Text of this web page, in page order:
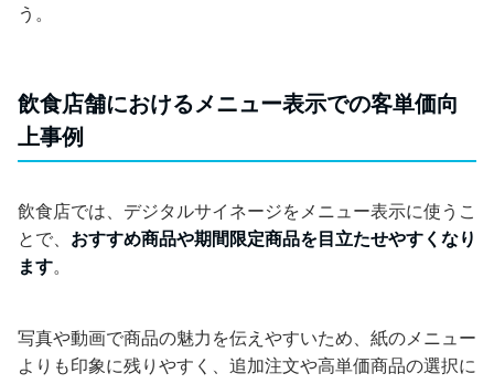
う。
飲食店舗におけるメニュー表示での客単価向
上事例
飲食店では、デジタルサイネージをメニュー表示に使うこ
とで、 おすすめ商品や期間限定商品を目立たせやすくなり
ます。
写真や動画で商品の魅力を伝えやすいため、紙のメニュー
よりも印象に残りやすく、追加注文や高単価商品の選択に